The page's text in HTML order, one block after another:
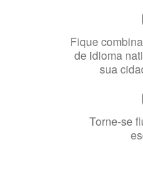
Diga-nos
precisa
Fique
de idioma
sua